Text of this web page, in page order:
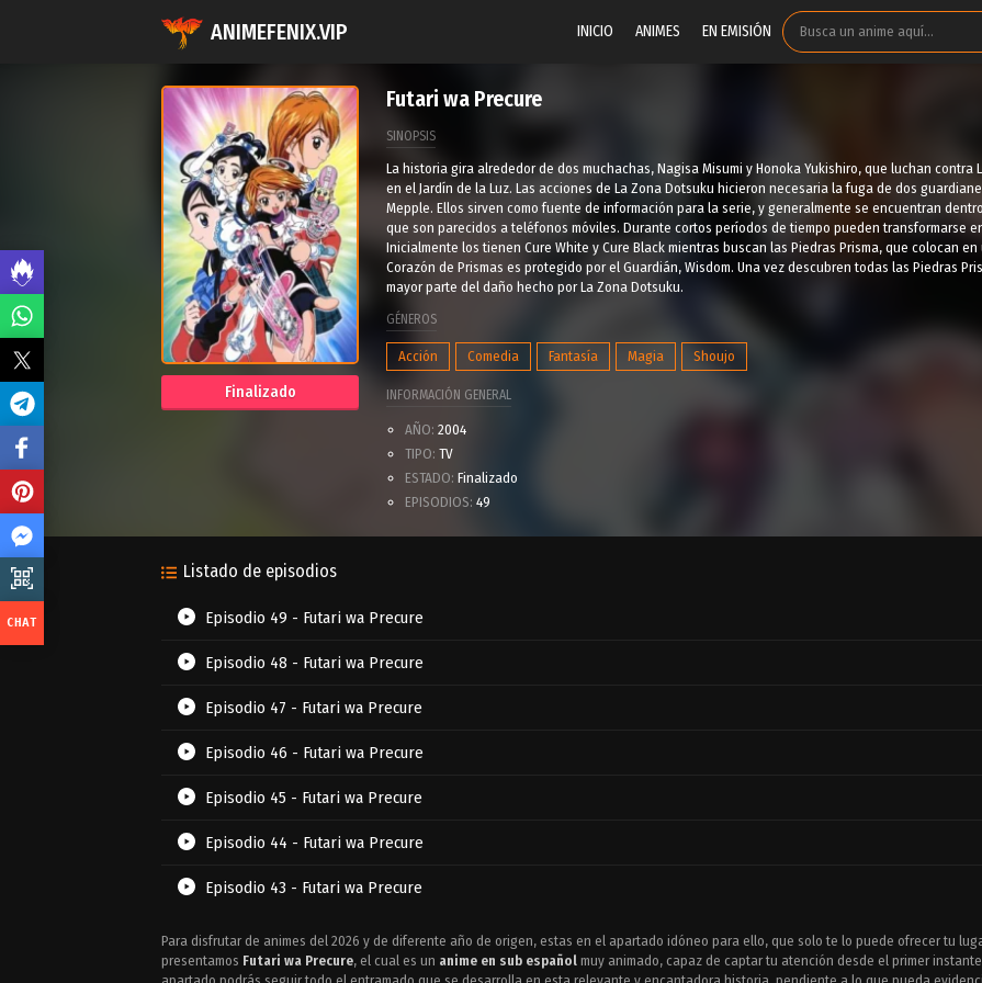
ANIMEFENIX.VIP INICIO ANIMES EN EMISIÓN
Finalizado
Futari wa Precure
SINOPSIS
La historia gira alrededor de dos muchachas, Nagisa Misumi y Honoka Yukishiro, que luchan
en el Jardín de la Luz. Las acciones de La Zona Dotsuku hicieron necesaria la fuga de dos
Mepple. Ellos sirven como fuente de información para la serie, y generalmente se encuentran
que son parecidos a teléfonos móviles. Durante cortos períodos de tiempo pueden transformarse
Inicialmente los tienen Cure White y Cure Black mientras buscan las Piedras Prisma, que colocan
Corazón de Prismas es protegido por el Guardián, Wisdom. Una vez descubren todas las Piedras
mayor parte del daño hecho por La Zona Dotsuku.
GÉNEROS
Acción Comedia Fantasía Magia Shoujo
INFORMACIÓN GENERAL
AÑO: 2004
TIPO: TV
ESTADO: Finalizado
EPISODIOS: 49
Listado de episodios
Episodio 49 - Futari wa Precure
Episodio 48 - Futari wa Precure
Episodio 47 - Futari wa Precure
Episodio 46 - Futari wa Precure
Episodio 45 - Futari wa Precure
Episodio 44 - Futari wa Precure
Episodio 43 - Futari wa Precure
Episodio 42 - Futari wa Precure
Episodio 41 - Futari wa Precure
Para disfrutar de animes del 2026 y de diferente año de origen, estas en el apartado idóneo para ello, que solo te lo puede ofrecer tu
presentamos Futari wa Precure, el cual es un anime en sub español muy animado, capaz de captar tu atención desde el primer